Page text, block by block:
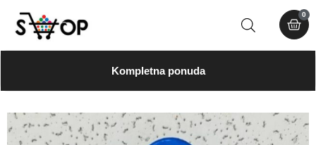
0
Kompletna ponuda